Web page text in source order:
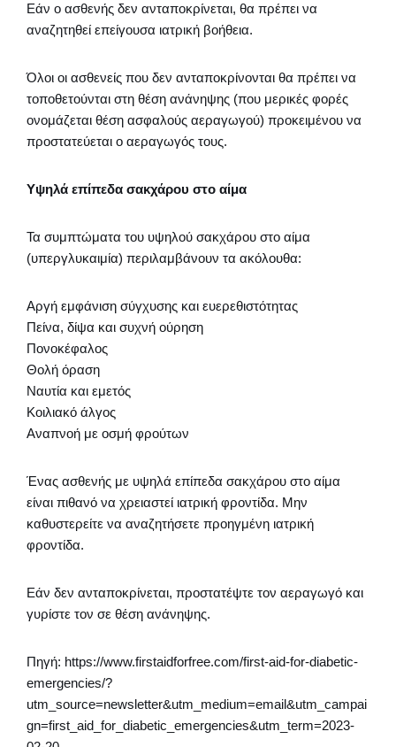
Εάν ο ασθενής δεν ανταποκρίνεται, θα πρέπει να
αναζητηθεί επείγουσα ιατρική βοήθεια.
Όλοι οι ασθενείς που δεν ανταποκρίνονται θα πρέπει να
τοποθετούνται στη θέση ανάνηψης (που μερικές φορές
ονομάζεται θέση ασφαλούς αεραγωγού) προκειμένου να
προστατεύεται ο αεραγωγός τους.
Υψηλά επίπεδα σακχάρου στο αίμα
Τα συμπτώματα του υψηλού σακχάρου στο αίμα
(υπεργλυκαιμία) περιλαμβάνουν τα ακόλουθα:
Αργή εμφάνιση σύγχυσης και ευερεθιστότητας
Πείνα, δίψα και συχνή ούρηση
Πονοκέφαλος
Θολή όραση
Ναυτία και εμετός
Κοιλιακό άλγος
Αναπνοή με οσμή φρούτων
Ένας ασθενής με υψηλά επίπεδα σακχάρου στο αίμα
είναι πιθανό να χρειαστεί ιατρική φροντίδα. Μην
καθυστερείτε να αναζητήσετε προηγμένη ιατρική
φροντίδα.
Εάν δεν ανταποκρίνεται, προστατέψτε τον αεραγωγό και
γυρίστε τον σε θέση ανάνηψης.
Πηγή: https://www.firstaidforfree.com/first-aid-for-diabetic-
emergencies/?
utm_source=newsletter&utm_medium=email&utm_campai
gn=first_aid_for_diabetic_emergencies&utm_term=2023-